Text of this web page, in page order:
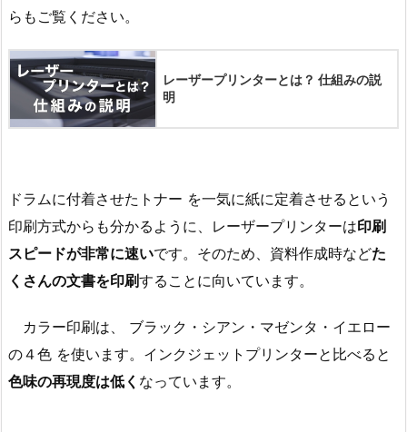
らもご覧ください。
レーザープリンターとは？ 仕組みの説
明
ドラムに付着させたトナー を一気に紙に定着させるという
印刷方式からも分かるように、レーザープリンターは印刷
スピードが非常に速いです。そのため、資料作成時などた
くさんの文書を印刷することに向いています。
カラー印刷は、 ブラック・シアン・マゼンタ・イエロー
の４色 を使います。インクジェットプリンターと比べると
色味の再現度は低く なっています。